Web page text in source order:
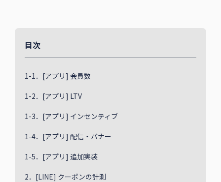
目次
1-1．[アプリ] 会員数
1-2．[アプリ] LTV
1-3．[アプリ] インセンティブ
1-4．[アプリ] 配信・バナー
1-5．[アプリ] 追加実装
2．[LINE] クーポンの計測